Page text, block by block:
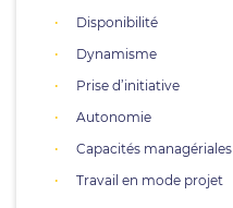
Disponibilité
Dynamisme
Prise d’initiative
Autonomie
Capacités managériales
Travail en mode projet